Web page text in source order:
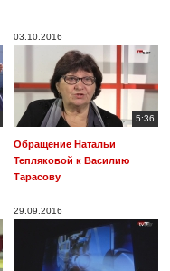
03.10.2016
5:36
Обращение Натальи
Тепляковой к Василию
Тарасову
29.09.2016